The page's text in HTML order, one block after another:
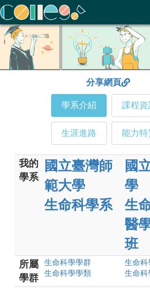
ColleGo! 大學選才與高中育才輔助系統
分享網頁
學系介紹 課程資
生涯進路 能力特
我的
學系
國立臺灣師
範大學
生命科學系
國
學
生
醫
班
所屬
學群
生命科學學群
生命科學學類
生命科
生命科